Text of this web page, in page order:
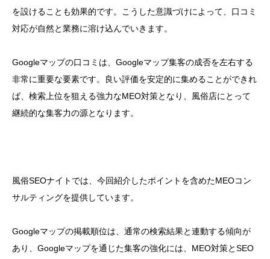
を設けることも効果的です。こうした意識づけによって、口コミ
対応が自然と業務に溶け込んでいきます。
Googleマップの口コミは、Googleマップ集客の成否を左右する
非常に重要な要素です。良い評価を安定的に集めることができれ
ば、検索上位を狙える強力なMEO対策となり、風俗店にとって
継続的な集客力の源となります。
風俗SEOナイトでは、今回紹介したポイントを含めたMEOコン
サルティングを提供しています。
Googleマップの掲載順位は、通常の検索結果と連動する傾向が
あり、Googleマップを通じた集客の強化には、MEO対策とSEO